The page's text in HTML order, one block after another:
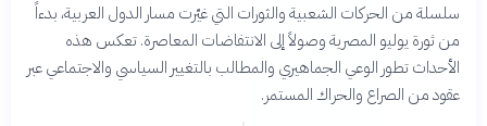
سلسلة من الحركات الشعبية والثورات التي غيّرت مسار الدول العربية، بدءاً
من ثورة يوليو المصرية وصولاً إلى الانتفاضات المعاصرة. تعكس هذه
الأحداث تطور الوعي الجماهيري والمطالب بالتغيير السياسي والاجتماعي عبر
عقود من الصراع والحراك المستمر.